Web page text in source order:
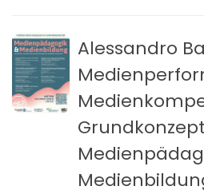
Alessandro